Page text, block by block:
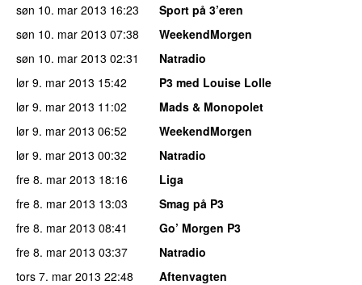
søn 10. mar 2013 16:23
Sport på 3’eren
søn 10. mar 2013 07:38
WeekendMorgen
søn 10. mar 2013 02:31
Natradio
lør 9. mar 2013 15:42
P3 med Louise Lolle
lør 9. mar 2013 11:02
Mads & Monopolet
lør 9. mar 2013 06:52
WeekendMorgen
lør 9. mar 2013 00:32
Natradio
fre 8. mar 2013 18:16
Liga
fre 8. mar 2013 13:03
Smag på P3
fre 8. mar 2013 08:41
Go’ Morgen P3
fre 8. mar 2013 03:37
Natradio
tors 7. mar 2013 22:48
Aftenvagten